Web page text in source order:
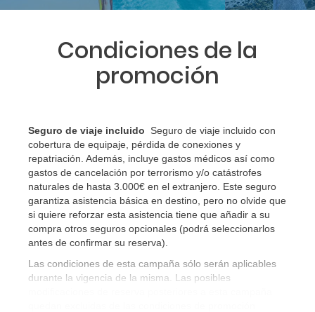
Condiciones de la
promoción
Seguro de viaje incluido
Seguro de viaje incluido con
cobertura de equipaje, pérdida de conexiones y
repatriación. Además, incluye gastos médicos así como
gastos de cancelación por terrorismo y/o catástrofes
naturales de hasta 3.000€ en el extranjero. Este seguro
garantiza asistencia básica en destino, pero no olvide que
si quiere reforzar esta asistencia tiene que añadir a su
compra otros seguros opcionales (podrá seleccionarlos
antes de confirmar su reserva)
Las condiciones de esta campaña sólo serán aplicables
durante la vigencia de la misma. Las posibles